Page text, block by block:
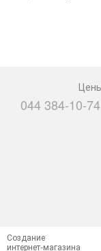
044 384-10-74
Создание
интернет-магазина